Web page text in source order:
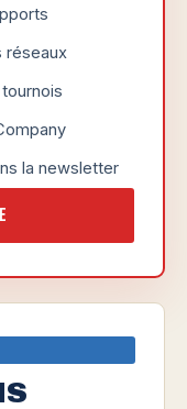
réseaux
la newsletter